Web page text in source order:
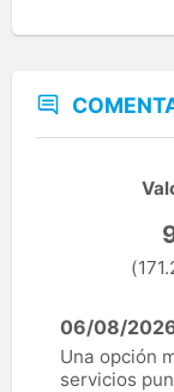
06/08/
Una opción
servicios